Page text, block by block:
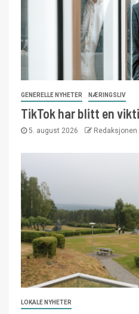
GENERELLE NYHETER NÆRINGSLIV
TikTok har blitt en
5. august 2026 Redaksjonen
LOKALE NYHETER